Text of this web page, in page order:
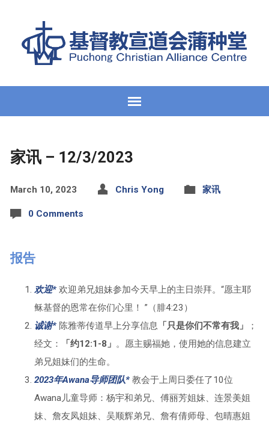
家讯 – 12/3/2023
March 10, 2023 Chris Yong 家讯
0 Comments
报告
欢迎*欢迎弟兄姐妹参加今天早上的主日崇拜。“愿主耶
稣基督的恩常在你们心里！ ”（腓4:23）
诚谢*陈雅蒂传道早上分享信息 「只是你们不常有我」
；
经文：
「约12:1-8」 。愿主赐福她，使用她的信息建立
弟兄姐妹们的生命。
2023年Awana导师团队*教会于上周日委任了10位
Awana儿童导师：杨宇和弟兄、傅丽芳姐妹、连景美姐
妹、詹友凤姐妹、吴顺辉弟兄、詹有倩师母、包晴惠姐